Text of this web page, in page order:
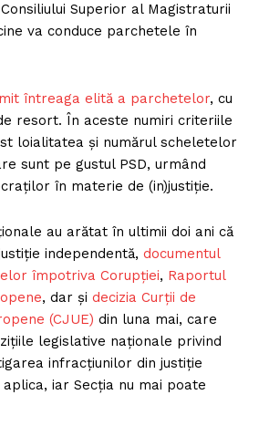
Superior al Magistraturii
va conduce parchetele în
întreaga elită a parchetelor, cu
resort. În aceste numiri criteriile
loialitatea și numărul scheletelor
sunt pe gustul PSD, urmând
în materie de (in)justiție.
au arătat în ultimii doi ani că
independentă, documentul
împotriva Corupției, Raportul
, dar și decizia Curții de
(CJUE) din luna mai, care
legislative naţionale privind
infracţiunilor din justiţie
iar Secția nu mai poate